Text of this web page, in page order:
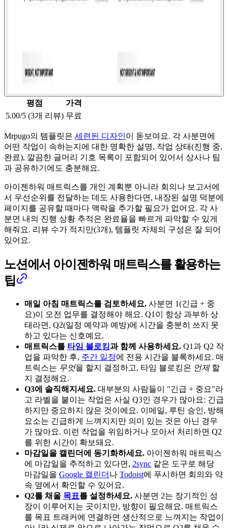
평점
가격
5.00/5 (3개 리뷰) 무료
Mrpugo의 템플릿은 세련된 디자인이 돋보여요. 각 사분면에
어떤 작업이 속하는지에 대한 명확한 설명, 작업 상태(진행 중,
완료), 깔끔한 글머리 기호 목록이 포함되어 있어서 상사나 팀
과 공유하기에도 충분해요.
아이젠하워 매트릭스를 개인 계획뿐 아니라 회의나 보고서에
서 우선순위를 전달하는 데도 사용한다면, 내장된 설명 덕분에
페이지를 공유할 때마다 맥락을 추가할 필요가 없어요. 각 사
분면 내의 진행 상황 추적은 완료율을 빠르게 파악할 수 있게
해줘요. 리뷰 수가 적지만(3개), 템플릿 자체의 구성은 잘 되어
있어요.
노션에서 아이젠하워 매트릭스를 활용하는
팁
매일 아침 매트릭스를 검토하세요. 사분면 1(긴급 + 중
요)이 오전 업무를 결정해야 해요. Q1이 항상 과부하 상
태라면, Q2(일정 예약과 예방)에 시간을 충분히 쓰지 못
하고 있다는 신호예요.
매트릭스를 타임 블로킹과 함께 사용하세요. Q1과 Q2 작
업을 파악한 후, 주간 일정에 전용 시간을 블록하세요. 매
트릭스는 무엇을 할지 결정하고, 타임 블로킹은 언제할
지 결정해요.
Q3에 솔직해지세요. 대부분의 사람들이 "긴급 + 중요"라
고 라벨을 붙이는 작업은 사실 Q3인 경우가 많아요: 긴급
하지만 중요하지 않은 것이에요. 이메일, 루틴 승인, 방해
요소는 긴급하게 느껴지지만 의미 있는 것은 아닌 경우
가 많아요. 이런 작업을 위임하거나 모아서 처리하면 Q2
를 위한 시간이 확보돼요.
마감일을 캘린더에 동기화하세요. 아이젠하워 매트릭스
에 마감일을 추적하고 있다면, 2sync 같은 도구로 해당
마감일을 Google 캘린더 나 Todoist에 푸시하면 회의와 약
속 옆에서 확인할 수 있어요.
Q2를 채울 목표를 설정하세요. 사분면 2는 장기적인 성
장이 이루어지는 곳이지만, 방향이 필요해요. 매트릭스
를 목표 트래커에 연결하면 생산적으로 느껴지는 작업이